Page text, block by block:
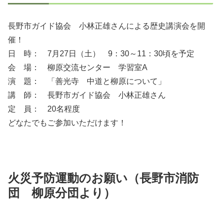
長野市ガイド協会 小林正雄さんによる歴史講演会を開
催！
日 時： 7月27日（土） 9：30～11：30頃を予定
会 場： 柳原交流センター 学習室A
演 題： 「善光寺 中道と柳原について」
講 師： 長野市ガイド協会 小林正雄さん
定 員： 20名程度
どなたでもご参加いただけます！
火災予防運動のお願い（長野市消防
団 柳原分団より）